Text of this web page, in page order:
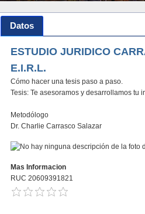
Datos
ESTUDIO JURIDICO
E.I.R.L.
Cómo hacer una tesis paso a paso.
Tesis: Te asesoramos y desarrollamos tu
Metodólogo
Dr. Charlie Carrasco Salazar
Mas Informacion
RUC 20609391821